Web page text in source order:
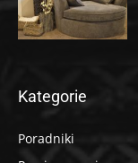
Kategorie
Poradniki